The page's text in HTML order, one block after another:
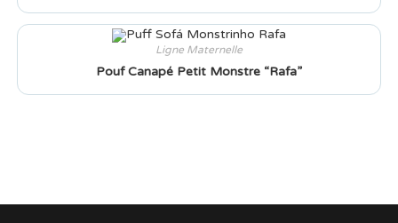
Ligne Maternelle
Pouf Canapé Petit Monstre “Rafa”